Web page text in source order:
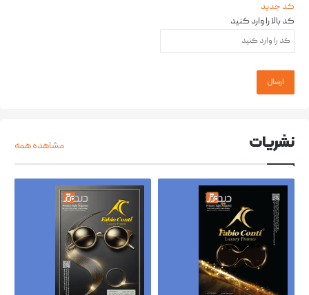
کد جدید
کد بالا را وارد کنید
نشریات مشاهده همه